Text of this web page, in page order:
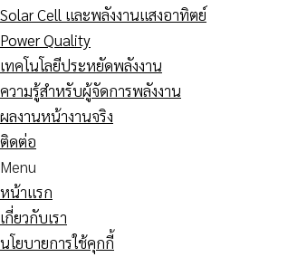
Solar Cell และพลังงานแสงอาทิตย์
Power Quality
เทคโนโลยีประหยัดพลังงาน
ความรู้สำหรับผู้จัดการพลังงาน
ผลงานหน้างานจริง
ติดต่อ
Menu
หน้าแรก
เกี่ยวกับเรา
นโยบายการใช้คุกกี้